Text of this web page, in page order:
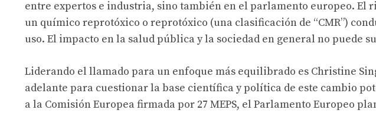
entre expertos e industria, sino también en el parlamento europeo. El
un químico reprotóxico o reprotóxico (una clasificación de “CMR”)
uso. El impacto en la salud pública y la sociedad en general no puede
Liderando el llamado para un enfoque más equilibrado es Christine
adelante para cuestionar la base científica y política de este cambio
a la Comisión Europea firmada por 27 MEPS, el Parlamento Europeo